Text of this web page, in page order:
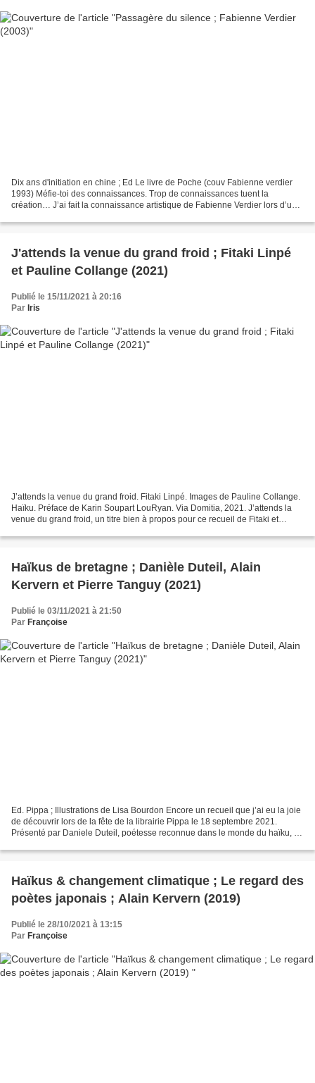
Dix ans d'initiation en chine ; Ed Le livre de Poche (couv Fabienne verdier
1993) Méfie-toi des connaissances. Trop de connaissances tuent la
création… J’ai fait la connaissance artistique de Fabienne Verdier lors d’une
J'attends la venue du grand froid ; Fitaki Linpé
et Pauline Collange (2021)
Publié le 15/11/2021 à 20:16
Par Iris
J’attends la venue du grand froid. Fitaki Linpé. Images de Pauline Collange.
Haïku. Préface de Karin Soupart LouRyan. Via Domitia, 2021. J’attends la
venue du grand froid, un titre bien à propos pour ce recueil de Fitaki et
Haïkus de bretagne ; Danièle Duteil, Alain
Kervern et Pierre Tanguy (2021)
Publié le 03/11/2021 à 21:50
Par Françoise
Ed. Pippa ; Illustrations de Lisa Bourdon Encore un recueil que j’ai eu la joie
de découvrir lors de la fête de la librairie Pippa le 18 septembre 2021.
Présenté par Daniele Duteil, poétesse reconnue dans le monde du haïku, il
Haïkus & changement climatique ; Le regard des
poètes japonais ; Alain Kervern (2019)
Publié le 28/10/2021 à 13:15
Par Françoise